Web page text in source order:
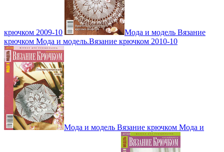
крючком 2009-10
Мода и модель Вязание
крючком Мода и модель.Вязание крючком 2010-10
Мода и модель Вязание крючком Мода и